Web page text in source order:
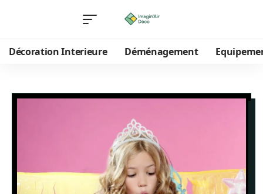
Décoration Interieure Déménagement